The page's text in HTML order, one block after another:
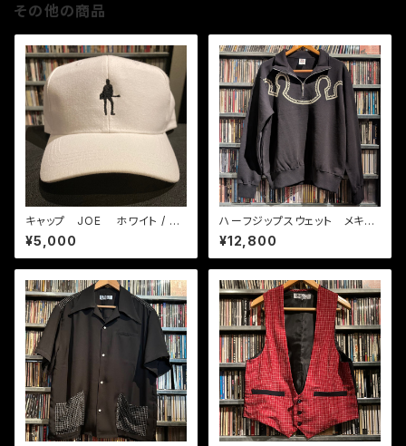
その他の商品
キャップ JOE ホワイト / ブ
ラック
¥5,000
ハーフジップスウェット メキシ
カン BK / クリーム
¥12,800